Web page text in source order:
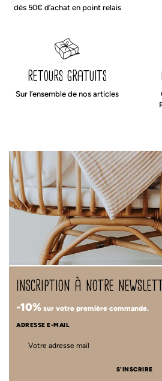
dès 50€ d’achat en point relais
retours gratuits
Sur l’ensemble de nos articles
inscription à notre
-10% sur votre première commande.
ADRESSE E-MAIL
S'INSCRIRE